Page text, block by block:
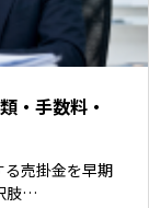
・手数料・
る売掛金を早期
肢…